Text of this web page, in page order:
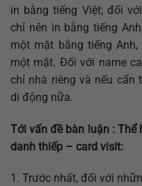
in bằng tiếng Việt; đối
chỉ nên in bằng tiếng
một mặt bằng tiếng
một mặt. Đối với name
chỉ nhà riêng và nếu cẩn
di động nữa.
Tới vấn đề bàn luận : Thể
danh thiếp – card visit:
1. Trước nhất, đối với